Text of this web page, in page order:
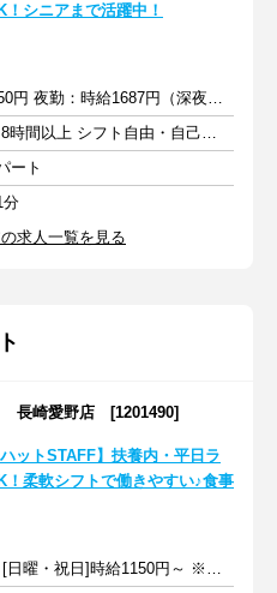
！シニアまで活躍中！
日勤：時給1250円 夜勤：時給1687円（深夜割増を含む）+交通費
週1日以上 1日8時間以上 シフト自由・自己申告
ート
分
求人一覧を見る
長崎愛野店 [1201490]
ハットSTAFF】扶養内・平日ラ
！柔軟シフトで働きやすい♪食事
時給1100円～ [日曜・祝日]時給1150円～ ※交通費支給